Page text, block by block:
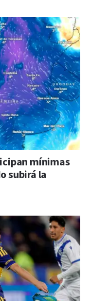
mínimas
subirá la